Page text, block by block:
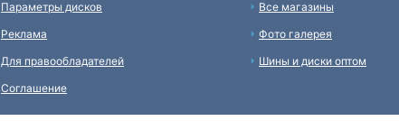
Параметры дисков
Реклама
Для правообладателей
Соглашение
Все магазины
Фото галерея
Шины и диски оптом